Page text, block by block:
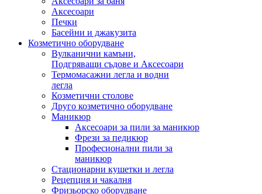
Аксесоари
Печки
Басейни и джакузита
Козметично оборудване
Вулканични камъни,
Подгряващи съдове и Аксесоари
Термомасажни легла и водни
легла
Козметични столове
Друго козметично оборудване
Маникюр
Аксесоари за пили за маникюр
Фрези за педикюр
Професионални пили за
маникюр
Стационарни кушетки и легла
Рецепция и чакалня
Фризьорско оборудване